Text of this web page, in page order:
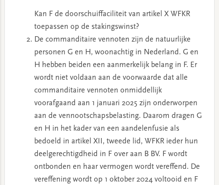
Kan F de doorschuiffaciliteit van artikel X WFKR
toepassen op de stakingswinst?
De commanditaire vennoten zijn de natuurlijke
personen G en H, woonachtig in Nederland. G en
H hebben beiden een aanmerkelijk belang in F. Er
wordt niet voldaan aan de voorwaarde dat alle
commanditaire vennoten onmiddellijk
voorafgaand aan 1 januari 2025 zijn onderworpen
aan de vennootschapsbelasting. Daarom dragen G
en H in het kader van een aandelenfusie als
bedoeld in artikel XII, tweede lid, WFKR ieder hun
deelgerechtigdheid in F over aan B BV. F wordt
ontbonden en haar vermogen wordt vereffend. De
vereffening wordt op 1 oktober 2024 voltooid en F